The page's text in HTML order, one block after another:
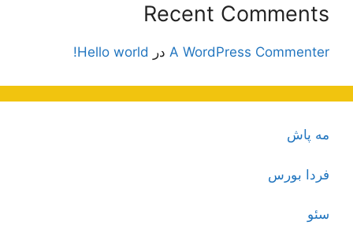
Recent Comments
A WordPress Commenter در Hello world!
مه پاش
فردا بورس
سئو